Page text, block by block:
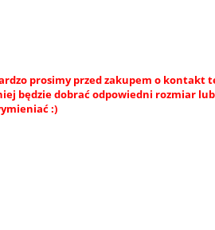
prosimy przed zakupem o
będzie dobrać odpowiedni rozmiar
:)